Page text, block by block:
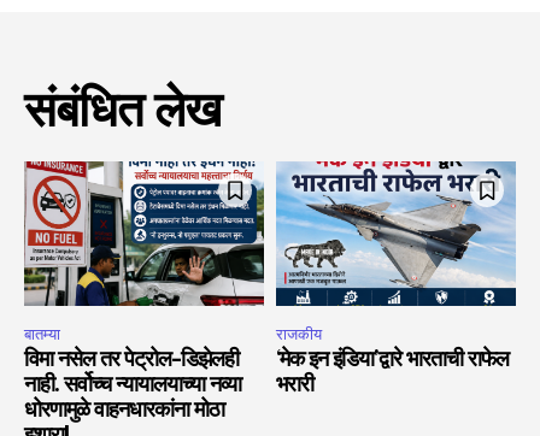
संबंधित लेख
बातम्या
विमा नसेल तर पेट्रोल-डिझेलही
नाही. सर्वोच्च न्यायालयाच्या नव्या
धोरणामुळे वाहनधारकांना मोठा
राजकीय
‘मेक इन इंडिया’द्वारे भारताची राफेल
भरारी